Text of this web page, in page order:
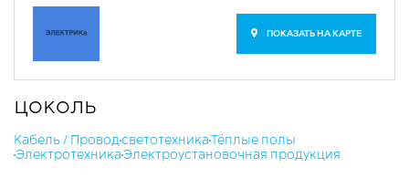
ПОКАЗАТЬ НА КАРТЕ
цоколь
​Кабель / Проводсветотехника​Тёплые полы
​Электротехника​Электроустановочная продукция